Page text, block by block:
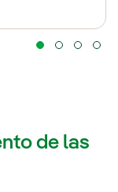
de las